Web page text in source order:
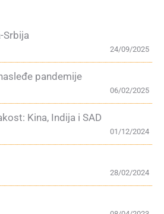
Srbija
24/09/2025
pandemije
06/02/2025
Kina, Indija i SAD
01/12/2024
28/02/2024